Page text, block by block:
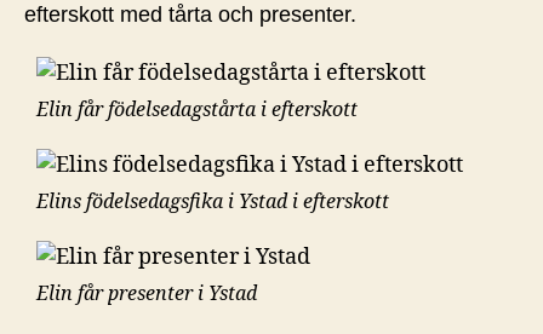
efterskott med tårta och presenter.
Elin får födelsedagstårta i efterskott
Elins födelsedagsfika i Ystad i efterskott
Elin får presenter i Ystad